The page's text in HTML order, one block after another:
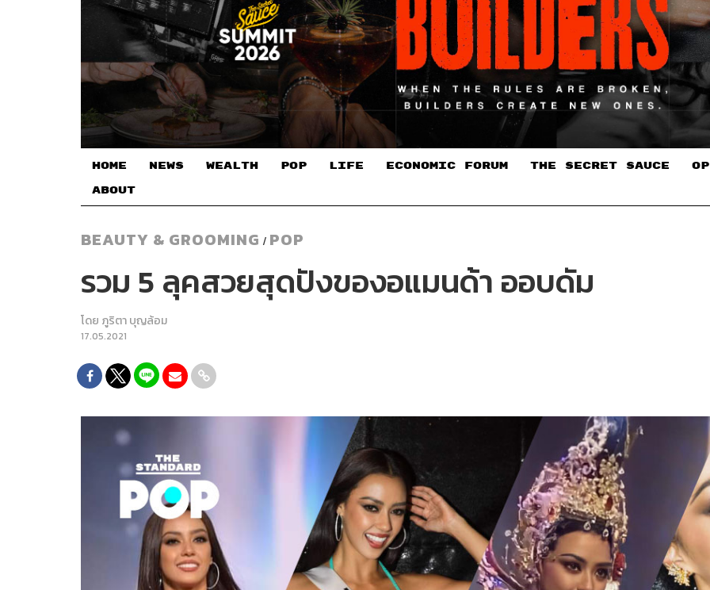
HOME NEWS WEALTH POP LIFE ECONOMIC FORUM THE SECRET SAUCE​
ABOUT
BEAUTY & GROOMING / POP
รวม 5 ลุคสวยสุดปังของอแมนด้า ออบดัม
โดย ภูริตา บุญล้อม
17.05.2021